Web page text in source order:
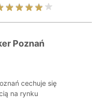
Poznań
cechuje się
na rynku